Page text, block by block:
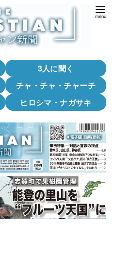
3人に聞く
チャ・チャ・チャーチ
ヒロシマ・ナガサキ